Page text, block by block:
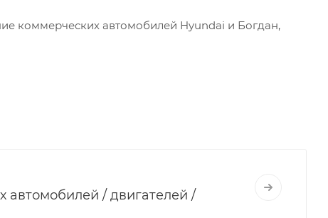
коммерческих автомобилей Hyundai и Богдан,
/ двигателей /